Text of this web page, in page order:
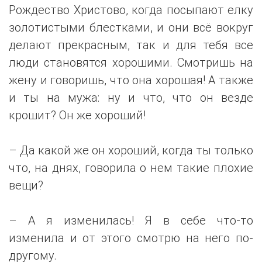
Рождество Христово, когда посыпают елку
золотистыми блестками, и они всё вокруг
делают прекрасным, так и для тебя все
люди становятся хорошими. Смотришь на
жену и говоришь, что она хорошая! А также
и ты на мужа: ну и что, что он везде
крошит? Он же хороший!
– Да какой же он хороший, когда ты только
что, на днях, говорила о нем такие плохие
вещи?
– А я изменилась! Я в себе что-то
изменила и от этого смотрю на него по-
другому.